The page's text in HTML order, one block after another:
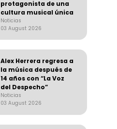
protagonista de una
cultura musical única
Noticias
03 August 2026
Alex Herrera regresa a
la música después de
14 años con “La Voz
del Despecho”
Noticias
03 August 2026